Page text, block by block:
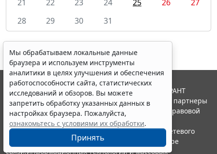
21
22 23 24 25 26
27
28
29 30 31
Мы обрабатываем локальные данные
браузера и используем инструменты
аналитики в целях улучшения и обеспечения
работоспособности сайта, статистических
исследований и обзоров. Вы можете
запретить обработку указанных данных в
настройках браузера. Пожалуйста,
ознакомьтесь с условиями их обработки.
Принять
© ООО "НПП "ГАРАНТ-СЕРВИС", 2026. Система ГАРАНТ
выпускается с 1990 года. Компания "Гарант" и ее партнеры
являются участниками Российской ассоциации правовой
информации ГАРАНТ.
Портал ГАРАНТ.РУ зарегистрирован в качестве сетевого
издания Федеральной службой по надзору в сфере
связи,информационных технологий и массовых